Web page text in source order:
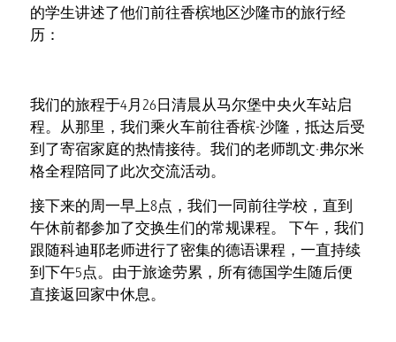
的学生讲述了他们前往香槟地区沙隆市的旅行经
历：
我们的旅程于4月26日清晨从马尔堡中央火车站启
程。从那里，我们乘火车前往香槟-沙隆，抵达后受
到了寄宿家庭的热情接待。我们的老师凯文·弗尔米
格全程陪同了此次交流活动。
接下来的周一早上8点，我们一同前往学校，直到
午休前都参加了交换生们的常规课程。 下午，我们
跟随科迪耶老师进行了密集的德语课程，一直持续
到下午5点。由于旅途劳累，所有德国学生随后便
直接返回家中休息。